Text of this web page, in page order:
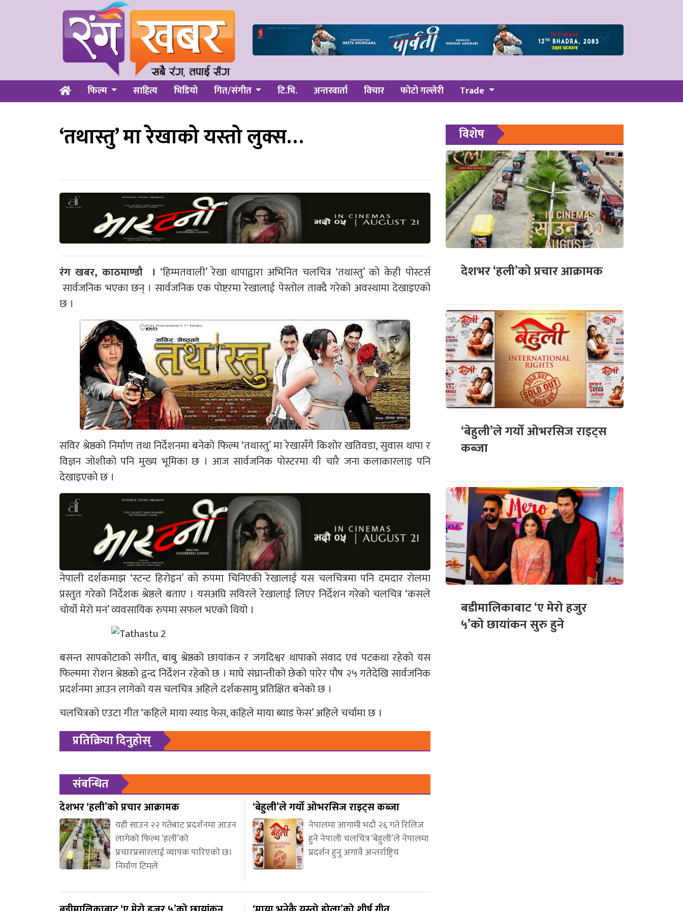
फिल्म साहित्य भिडियो गित/संगीत टि.भि. अन्तरवार्ता विचार फोटो गल्लेरी Trade
‘तथास्तु’ मा रेखाको यस्तो लुक्स…
रंग खबर, काठमाण्डौ । ‘हिम्मतवाली’ रेखा थापाद्वारा अभिनित चलचित्र ‘तथास्तु’ को केही पोस्टर्स
सार्वजनिक भएका छन् । सार्वजनिक एक पोष्टरमा रेखालाई पेस्तोल ताक्दै गरेको अवस्थामादेखाइएको
छ ।
सविर श्रेष्ठको निर्माण तथा निर्देशनमा बनेको फिल्म ‘तथास्तु’ मा रेखासँगै किशोर खतिवडा, सुवास थापा र
विज्ञन जोशीको पनि मुख्य भूमिका छ । आज सार्वजनिक पोस्टरमा यी चारै जना कलाकारलाइ पनि
देखाइएको छ ।
नेपाली दर्शकमाझ ‘स्टन्ट हिरोइन’ को रुपमा चिनिएकी रेखालाई यस चलचित्रमा पनि दमदार रोलमा
प्रस्तुत गरेको निर्देशक श्रेष्ठले बताए । यसअघि सविरले रेखालाई लिएर निर्देशन गरेको चलचित्र ‘कसले
चोर्यो मेरो मन’ व्यवसायिक रुपमा सफल भएको थियो ।
बसन्त सापकोटाको संगीत, बाबु श्रेष्ठको छायांकन र जगदिश्वर थापाको संवाद एवं पटकथा रहेको यस
फिल्ममा रोशन श्रेष्ठको द्वन्द निर्देशन रहेको छ । माघे संघ्रान्तीको छेको पारेर पौष २५ गतेदेखि सार्वजनिक
प्रदर्शनमा आउन लागेको यस चलचित्र अहिले दर्शकसामु प्रतिक्षित बनेको छ ।
चलचित्रको एउटा गीत ‘कहिले माया स्याड फेस, कहिले माया ब्याड फेस’ अहिले चर्चामा छ ।
प्रतिक्रिया दिनुहोस्
संबन्धित
देशभर ‘हली’को प्रचार आक्रामक
यही साउन २२ गतेबाट प्रदर्शनमा आउन
लागेको फिल्म ‘हली’को
प्रचारप्रसारलाई व्यापक पारिएको छ।
निर्माण टिमले
‘बेहुली’ले गर्यो ओभरसिज राइट्स कब्जा
नेपालमा आगामी भदौ २६ गते रिलिज
हुने नेपाली चलचित्र ‘बेहुली’ले नेपालमा
प्रदर्शन हुनु अगावै अन्तर्राष्ट्रिय
विशेष
देशभर ‘हली’को प्रचार आक्रामक
‘बेहुली’ले गर्यो ओभरसिज राइट्स
कब्जा
बडीमालिकाबाट ‘ए मेरो हजुर
५’को छायांकन सुरु हुने